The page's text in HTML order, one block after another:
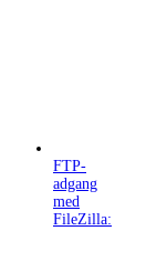
FTP-
adgang
med
FileZilla: